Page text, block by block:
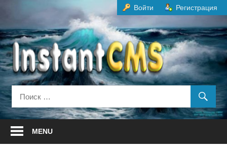
содержанию
Войти Регистрация
MENU